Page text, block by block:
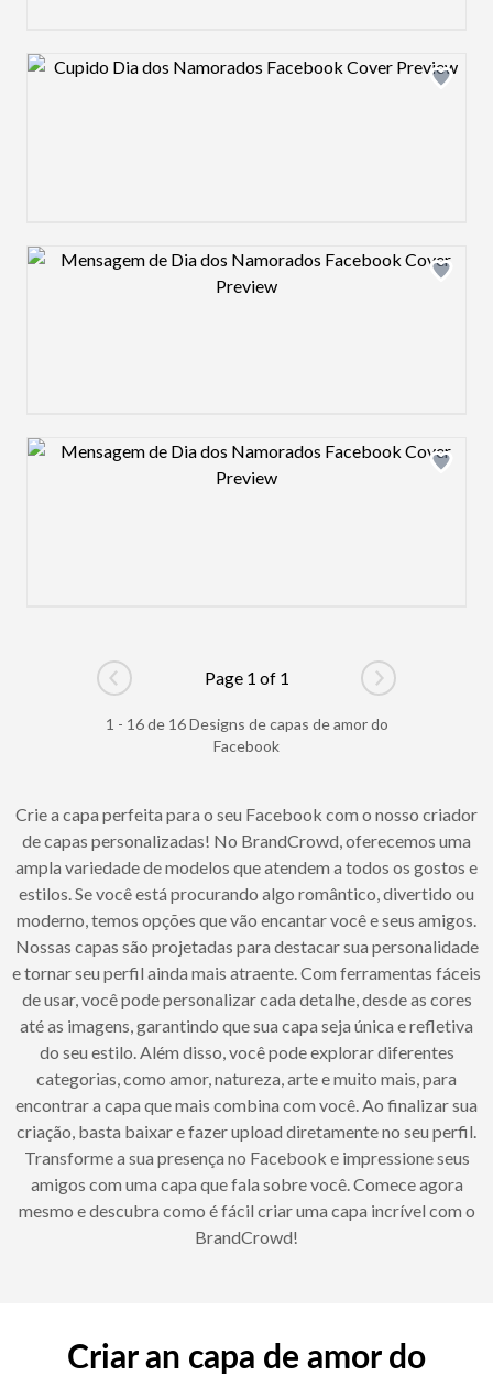
Design preview image
Design preview image
Design preview image
Go to previous page
Page 1 of 1
Go to next
1 - 16 de 16 Designs de capas de amor do
Facebook
Crie a capa perfeita para o seu Facebook com o nosso criador
de capas personalizadas! No BrandCrowd, oferecemos uma
ampla variedade de modelos que atendem a todos os gostos e
estilos. Se você está procurando algo romântico, divertido ou
moderno, temos opções que vão encantar você e seus amigos.
Nossas capas são projetadas para destacar sua personalidade
e tornar seu perfil ainda mais atraente. Com ferramentas fáceis
de usar, você pode personalizar cada detalhe, desde as cores
até as imagens, garantindo que sua capa seja única e refletiva
do seu estilo. Além disso, você pode explorar diferentes
categorias, como amor, natureza, arte e muito mais, para
encontrar a capa que mais combina com você. Ao finalizar sua
criação, basta baixar e fazer upload diretamente no seu perfil.
Transforme a sua presença no Facebook e impressione seus
amigos com uma capa que fala sobre você. Comece agora
mesmo e descubra como é fácil criar uma capa incrível com o
BrandCrowd!
Criar an capa de amor do